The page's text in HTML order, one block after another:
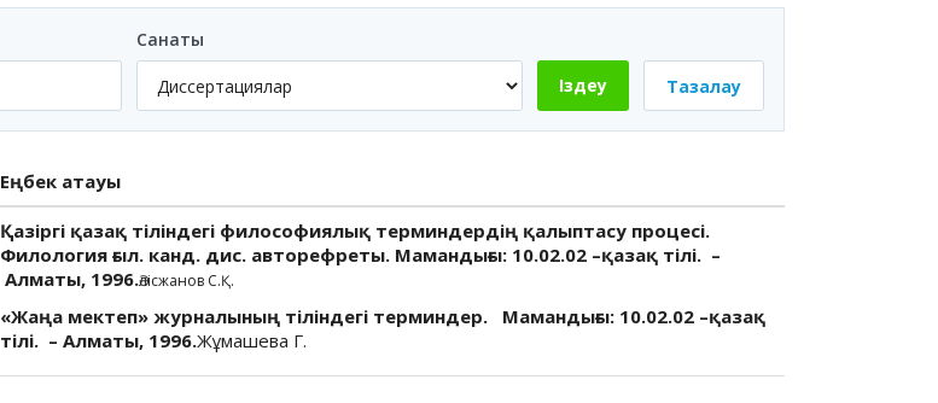
Санаты
Іздеу
Тазалау
Еңбек атауы
Қазіргі қазақ тіліндегі философиялық терминдердің қалыптасу процесі.
Филология ғыл. канд. дис. авторефреты. Мамандығы: 10.02.02 –қазақ тілі. –
Алматы, 1996.Әлісжанов С.Қ.
«Жаңа мектеп» журналының тіліндегі терминдер. Мамандығы: 10.02.02 –қазақ
тілі. – Алматы, 1996.Жұмашева Г.